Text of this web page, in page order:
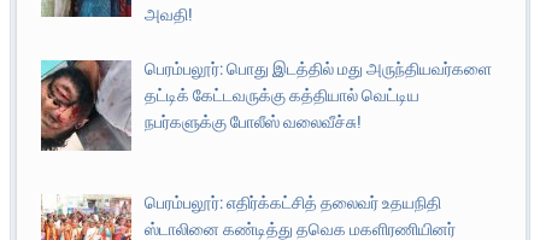
அவதி!
பெரம்பலூர்: பொது இடத்தில் மது அருந்தியவர்களை
தட்டிக் கேட்டவருக்கு கத்தியால் வெட்டிய
நபர்களுக்கு போலீஸ் வலைவீச்சு!
பெரம்பலூர்: எதிர்க்கட்சித் தலைவர் உதயநிதி
ஸ்டாலினை கண்டித்து தவெக மகளிரணியினர்